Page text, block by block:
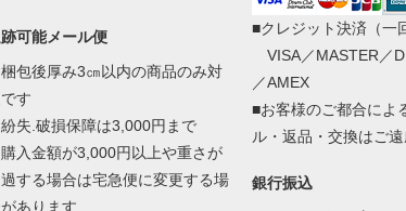
可能メール便
包後厚み3㎝以内の商品のみ対
す
失.破損保障は3,000円まで
入金額が3,000円以上や重さが
する場合は宅急便に変更する場
あります
■クレジット決済（一
VISA／MASTER／
／AMEX
■お客様のご都合によ
ル・返品・交換はご
銀行振込